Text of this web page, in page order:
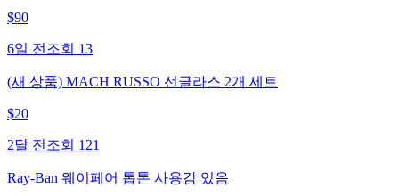
$90
6일 전 조회 13
(새 상품) MACH RUSSO 선글라스 2개 세트
$20
2달 전 조회 121
Ray-Ban 웨이페어 톱톤 사용감 있음